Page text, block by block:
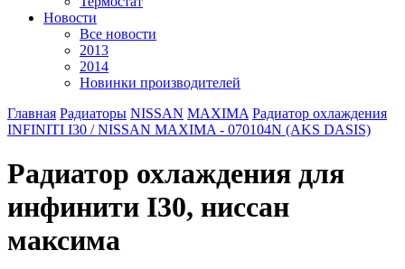
Новости
Все новости
2013
2014
Новинки производителей
Главная Радиаторы NISSAN MAXIMA Радиатор охлаждения
INFINITI I30 / NISSAN MAXIMA - 070104N (AKS DASIS)
Радиатор охлаждения для
инфинити I30, ниссан
максима